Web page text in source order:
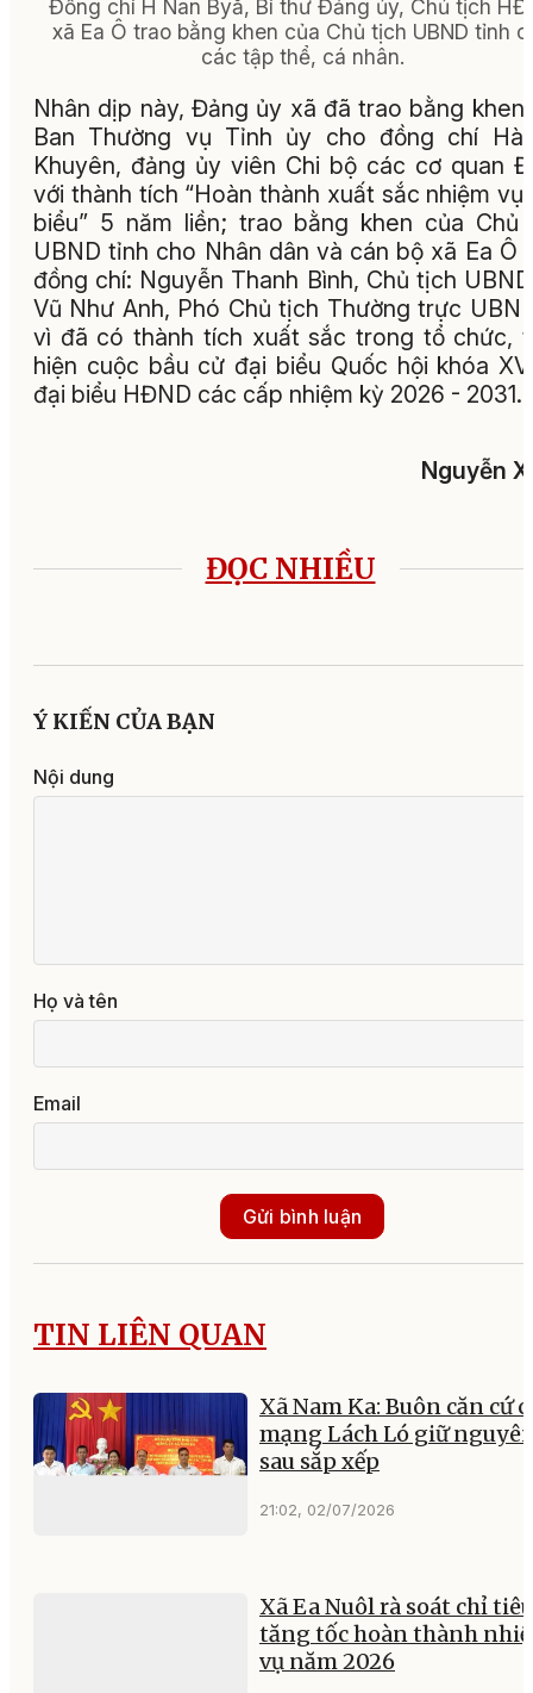
Đồng chí H Nan Byă, Bí thư Đảng ủy, Chủ tịch
xã Ea Ô trao bằng khen của Chủ tịch UBND tỉnh
các tập thể, cá nhân.
Nhân dịp này, Đảng ủy xã đã trao bằng khen
Ban Thường vụ Tỉnh ủy cho đồng chí Hà
Khuyên, đảng ủy viên Chi bộ các cơ quan
với thành tích “Hoàn thành xuất sắc nhiệm vụ
biểu” 5 năm liền; trao bằng khen của Chủ
UBND tỉnh cho Nhân dân và cán bộ xã Ea Ô
đồng chí: Nguyễn Thanh Bình, Chủ tịch
Vũ Như Anh, Phó Chủ tịch Thường trực
vì đã có thành tích xuất sắc trong tổ chức,
hiện cuộc bầu cử đại biểu Quốc hội khóa
đại biểu HĐND các cấp nhiệm kỳ 2026 - 2031.
Nguyễn
ĐỌC NHIỀU
Ý KIẾN CỦA BẠN
Nội dung
Họ và tên
Email
Gửi bình luận
TIN LIÊN QUAN
Xã Nam Ka: Buôn căn cứ
mạng Lách Ló giữ
sau sắp xếp
21:02, 02/07/2026
Xã Ea Nuôl rà soát chỉ
tăng tốc hoàn thành
vụ năm 2026